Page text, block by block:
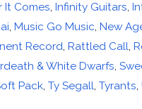
It Comes,Infinity Guitars,
,Music Go Music,New
Record,Rattled Call,
& White Dwarfs,
Pack,Ty Segall,Tyrants,